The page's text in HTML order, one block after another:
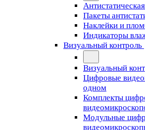
Пакеты
Наклейки и
Индикаторы
Визуальный контроль
Визуальный
Цифровые
одном
Комплекты
Модульные